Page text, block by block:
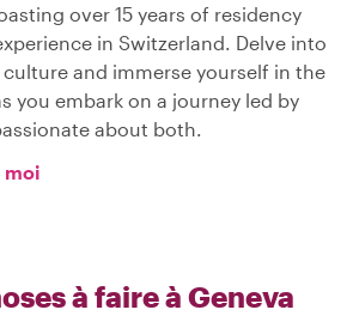
over 15 years of residency
in Switzerland. Delve into
and immerse yourself in the
you embark on a journey led by
about both.
moi
à faire à Geneva